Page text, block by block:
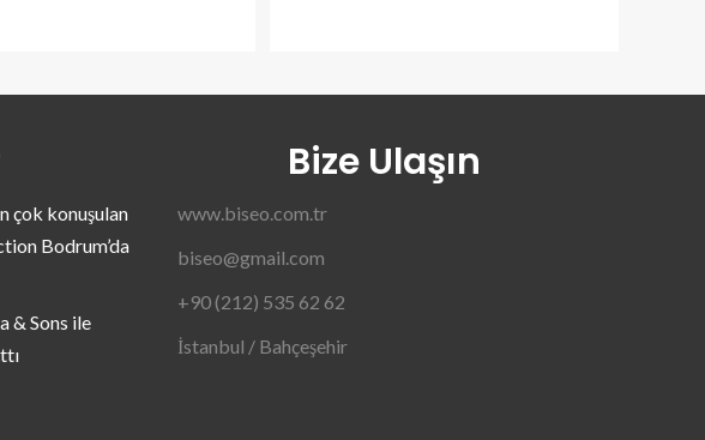
çok konuşulan
Bodrum’da
& Sons ile
Bize Ulaşın
www.biseo.com.tr
biseo@gmail.com
+90 (212) 535 62 62
İstanbul / Bahçeşehir